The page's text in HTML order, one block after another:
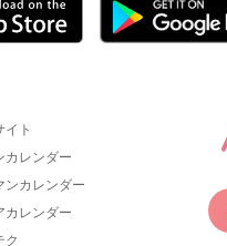
イト
カレンダー
ンカレンダー
カレンダー
ク